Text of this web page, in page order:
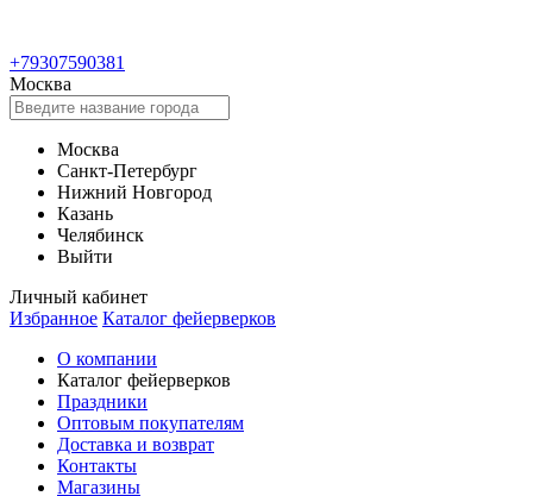
+79307590381
Москва
Москва
Санкт-Петербург
Нижний Новгород
Казань
Челябинск
Выйти
Личный кабинет
Избранное Каталог фейерверков
О компании
Каталог фейерверков
Праздники
Оптовым покупателям
Доставка и возврат
Контакты
Магазины